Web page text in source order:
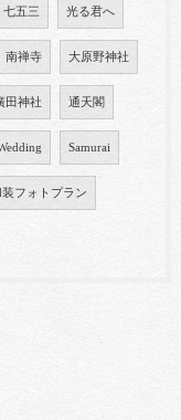
七五三 光る君へ
南禅寺 大原野神社
田神社 通天閣
Samurai
装フォトプラン